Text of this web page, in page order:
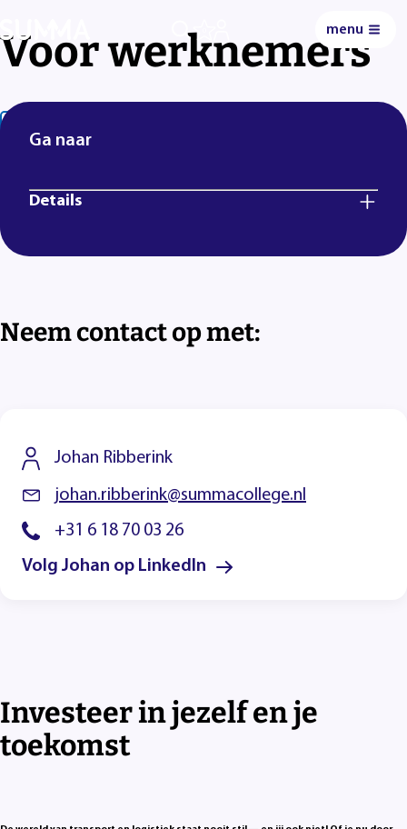
menu
Voor werknemers
Investeer in jezelf en je
toekomst
Ga naar
Details
Neem contact op met:
Johan Ribberink
johan.ribberink@summacollege.nl
+31 6 18 70 03 26
Volg Johan op LinkedIn